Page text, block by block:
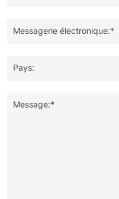
Messagerie électronique:*
Pays:
Message:*